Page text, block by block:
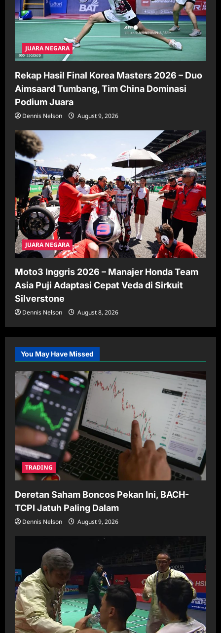
JUARA NEGARA
Rekap Hasil Final Korea Masters 2026 – Duo
Aimsaard Tumbang, Tim China Dominasi
Podium Juara
Dennis Nelson August 9, 2026
JUARA NEGARA
Moto3 Inggris 2026 – Manajer Honda Team
Asia Puji Adaptasi Cepat Veda di Sirkuit
Silverstone
Dennis Nelson August 8, 2026
You May Have Missed
TRADING
Deretan Saham Boncos Pekan Ini, BACH-
TCPI Jatuh Paling Dalam
Dennis Nelson August 9, 2026